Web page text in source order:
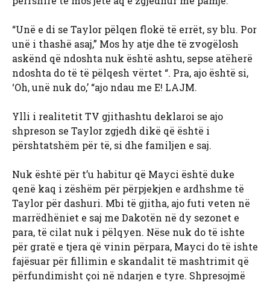
“Unë e di se Taylor pëlqen flokë të errët, sy blu. Por
unë i thashë asaj,” Mos hy atje dhe të zvogëlosh
askënd që ndoshta nuk është ashtu, sepse atëherë
ndoshta do të të pëlqesh vërtet “. Pra, ajo është si,
‘Oh, unë nuk do,’ “ajo ndau me E! LAJM.
Ylli i realitetit TV gjithashtu deklaroi se ajo
shpreson se Taylor zgjedh dikë që është i
përshtatshëm për të, si dhe familjen e saj.
Nuk është për t’u habitur që Mayci është duke
qenë kaq i zëshëm për përpjekjen e ardhshme të
Taylor për dashuri. Mbi të gjitha, ajo futi veten në
marrëdhëniet e saj me Dakotën në dy sezonet e
para, të cilat nuk i pëlqyen. Nëse nuk do të ishte
për gratë e tjera që vinin përpara, Mayci do të ishte
fajësuar për fillimin e skandalit të mashtrimit që
përfundimisht çoi në ndarjen e tyre. Shpresojmë